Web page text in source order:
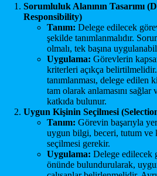
Sorumluluk Alanının Tasarımı
Responsibility)
Tanım: Delege edilecek
şekilde tanımlanmalıdır.
olmalı, tek başına
Uygulama: Görevlerin
kriterleri açıkça
tanımlanması, delege edilen
tam olarak anlamasını sağlar
katkıda bulunur.
Uygun Kişinin Seçilmesi
Tanım: Görevin başarıyla
uygun bilgi, beceri, tutum ve
seçilmesi gerekir.
Uygulama: Delege edilecek
önünde bulundurularak,